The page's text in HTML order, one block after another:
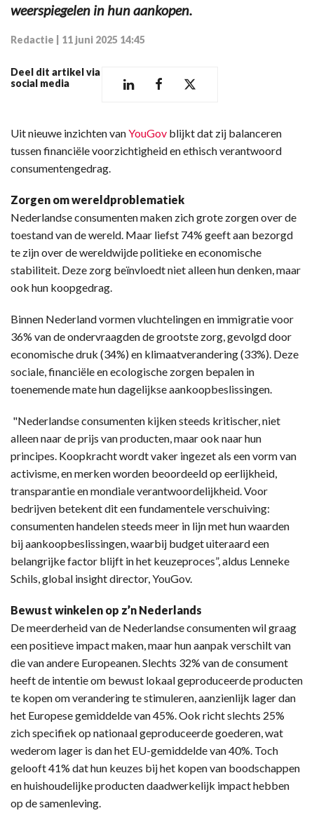
weerspiegelen in hun aankopen.
Redactie 11 juni 2025 14:45
Deel dit artikel via
social media
Uit nieuwe inzichten vanYouGov blijkt dat zij balanceren
tussen financiële voorzichtigheid en ethisch verantwoord
consumentengedrag.
Zorgen om wereldproblematiek
Nederlandse consumenten maken zich grote zorgen over de
toestand van de wereld. Maar liefst 74% geeft aan bezorgd
te zijn over de wereldwijde politieke en economische
stabiliteit. Deze zorg beïnvloedt niet alleen hun denken, maar
ook hun koopgedrag.
Binnen Nederland vormen vluchtelingen en immigratie voor
36% van de ondervraagden de grootste zorg, gevolgd door
economische druk (34%) en klimaatverandering (33%). Deze
sociale, financiële en ecologische zorgen bepalen in
toenemende mate hun dagelijkse aankoopbeslissingen.
"Nederlandse consumenten kijken steeds kritischer, niet
alleen naar de prijs van producten, maar ook naar hun
principes. Koopkracht wordt vaker ingezet als een vorm van
activisme, en merken worden beoordeeld op eerlijkheid,
transparantie en mondiale verantwoordelijkheid. Voor
bedrijven betekent dit een fundamentele verschuiving:
consumenten handelen steeds meer in lijn met hun waarden
bij aankoopbeslissingen, waarbij budget uiteraard een
belangrijke factor blijft in het keuzeproces”, aldus Lenneke
Schils, global insight director, YouGov.
Bewust winkelen op z’n Nederlands
De meerderheid van de Nederlandse consumenten wil graag
een positieve impact maken, maar hun aanpak verschilt van
die van andere Europeanen. Slechts 32% van de consument
heeft de intentie om bewust lokaal geproduceerde producten
te kopen om verandering te stimuleren, aanzienlijk lager dan
het Europese gemiddelde van 45%. Ook richt slechts 25%
zich specifiek op nationaal geproduceerde goederen, wat
wederom lager is dan het EU-gemiddelde van 40%. Toch
gelooft 41% dat hun keuzes bij het kopen van boodschappen
en huishoudelijke producten daadwerkelijk impact hebben
op de samenleving.